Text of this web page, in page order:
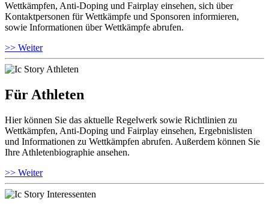
Wettkämpfen, Anti-Doping und Fairplay einsehen, sich über
Kontaktpersonen für Wettkämpfe und Sponsoren informieren,
sowie Informationen über Wettkämpfe abrufen.
>> Weiter
Für Athleten
Hier können Sie das aktuelle Regelwerk sowie Richtlinien zu
Wettkämpfen, Anti-Doping und Fairplay einsehen, Ergebnislisten
und Informationen zu Wettkämpfen abrufen. Außerdem können Sie
Ihre Athletenbiographie ansehen.
>> Weiter